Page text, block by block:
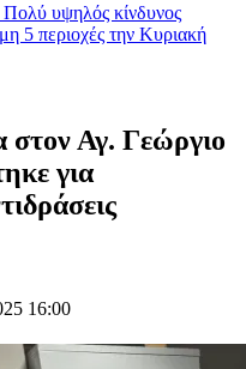
υψηλός κίνδυνος
5 περιοχές την Κυριακή
Αγ. Γεώργιο
για
16:00